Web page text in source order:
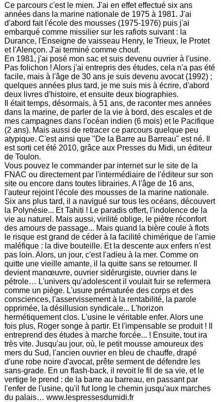
Ce parcours c'est le mien. J'ai en effet effectué six ans
années dans la marine nationale de 1975 à 1981. J'ai
d'abord fait l'école des mousses (1975-1976) puis j'ai
embarqué comme missilier sur les rafiots suivant : la
Durance, l'Enseigne de vaisseau Henry, le Trieux, le Protet
et l'Alençon. J'ai terminé comme chouf.
En 1981, j'ai posé mon sac et suis devenu ouvrier à l'usine.
Pas folichon ! Alors j'ai entrepris des études, cela n'a pas été
facile, mais à l'âge de 30 ans je suis devenu avocat (1992) ;
quelques années plus tard, je me suis mis à écrire, d'abord
deux livres d'histoire, et ensuite deux biographies.
Il était temps, désormais, à 51 ans, de raconter mes années
dans la marine, de parler de la vie à bord, des escales et de
mes campagnes dans l'océan indien (6 mois) et le Pacifique
(2 ans). Mais aussi de retracer ce parcours quelque peu
atypique. C'est ainsi que "De la Barre au Barreau" est né. Il
est sorti cet été 2010, grâce aux Presses du Midi, un éditeur
de Toulon.
Vous pouvez le commander par internet sur le site de la
FNAC ou directement par l'intermédiaire de l'éditeur sur son
site ou encore dans toutes librairies. A l'âge de 16 ans,
l'auteur rejoint l'école des mousses de la marine nationale.
Six ans plus tard, il a navigué sur tous les océans, découvert
la Polynésie... Et Tahiti ! Le paradis offert, l'indolence de la
vie au naturel. Mais aussi, virilité oblige, le piètre réconfort
des amours de passage... Mais quand la bière coule à flots
le risque est grand de céder à la facilité chimérique de l'amie
maléfique : la dive bouteille. Et la descente aux enfers n'est
pas loin. Alors, un jour, c'est l'adieu à la mer. Comme on
quitte une vieille amante, il la quitte sans se retourner. Il
devient manœuvre, ouvrier sidérurgiste, ouvrier dans le
pétrole… L'univers qu'adolescent il voulait fuir se refermera
comme un piège. L'usure prématurée des corps et des
consciences, l'asservissement à la rentabilité, la parole
opprimée, la désillusion syndicale... L'horizon
hermétiquement clos. L'usine le véritable enfer. Alors une
fois plus, Roger songe à partir. Et l'impensable se produit ! Il
entreprend des études à marche forcée... ! Ensuite, tout ira
très vite. Jusqu'au jour, où, le petit mousse amoureux des
mers du Sud, l'ancien ouvrier en bleu de chauffe, drapé
d'une robe noire d'avocat, prête serment de défendre les
sans-grade. En un flash-back, il revoit le fil de sa vie, et le
vertige le prend : de la barre au barreau, en passant par
l'enfer de l'usine, qu'il fut long le chemin jusqu'aux marches
du palais… www.lespressesdumidi.fr